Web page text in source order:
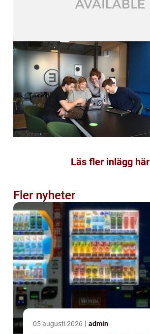
Läs fler inlägg här
Fler nyheter
05 augusti 2026 admin